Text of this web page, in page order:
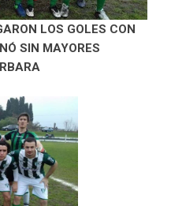
LOS GOLES CON
SIN MAYORES